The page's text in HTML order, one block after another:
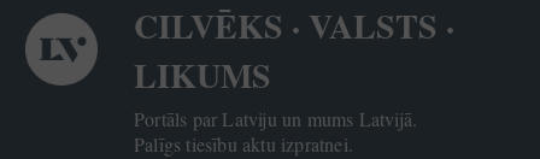
CILVĒKS · VALSTS ·
LIKUMS
Portāls par Latviju un mums Latvijā.
Palīgs tiesību aktu izpratnei.